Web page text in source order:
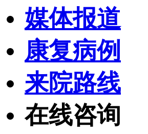
媒体报道
康复病例
来院路线
在线咨询